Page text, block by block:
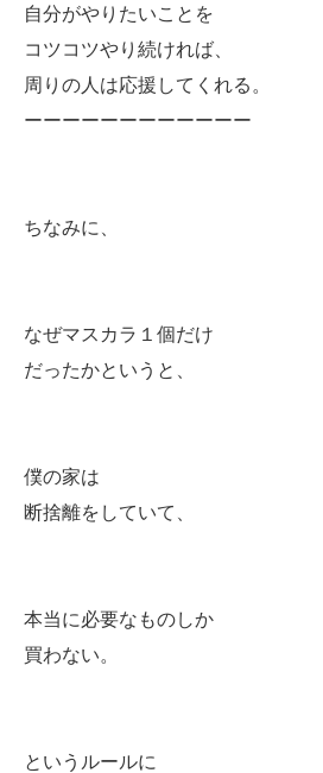
自分がやりたいことを
コツコツやり続ければ、
周りの人は応援してくれる。
ーーーーーーーーーーーー
ちなみに、
なぜマスカラ１個だけ
だったかというと、
僕の家は
断捨離をしていて、
本当に必要なものしか
買わない。
というルールに